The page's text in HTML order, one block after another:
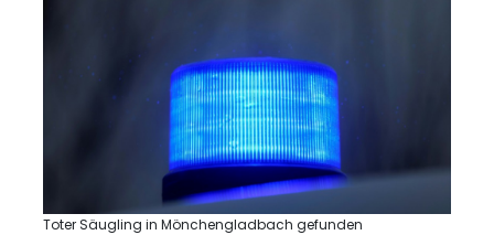
Toter Säugling in Mönchengladbach gefunden